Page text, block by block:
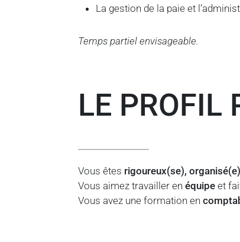
La gestion de la paie et
Temps partiel envisageable.
LE PROFIL
Vous êtes rigoureux(se), organisé(e)
Vous aimez travailler en équipe et
Vous avez une formation en